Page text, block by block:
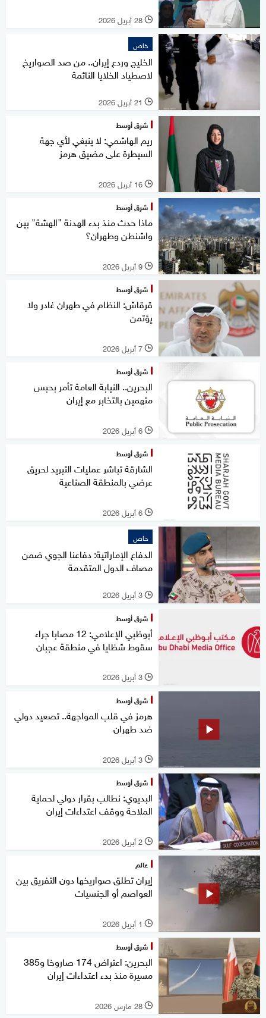
l 28 أبريل 2026
خاص
الخليج وردع إيران.. من صد الصواريخ
لاصطياد الخلايا النائمة
l 21 أبريل 2026
شرق أوسط
ريم الهاشمي: لا ينبغي لأي جهة
السيطرة على مضيق هرمز
l 16 أبريل 2026
شرق أوسط
ماذا حدث منذ بدء الهدنة "الهشة" بين
واشنطن وطهران؟
l 9 أبريل 2026
شرق أوسط
قرقاش: النظام في طهران غادر ولا
يؤتمن
l 7 أبريل 2026
شرق أوسط
البحرين.. النيابة العامة تأمر بحبس
متهمين بالتخابر مع إيران
l 6 أبريل 2026
شرق أوسط
الشارقة تباشر عمليات التبريد لحريق
عرضي بالمنطقة الصناعية
l 6 أبريل 2026
خاص
الدفاع الإماراتية: دفاعنا الجوي ضمن
مصاف الدول المتقدمة
l 3 أبريل 2026
شرق أوسط
أبوظبي الإعلامي: 12 مصابا جراء
سقوط شظايا في منطقة عجبان
l 3 أبريل 2026
شرق أوسط
هرمز في قلب المواجهة.. تصعيد دولي
ضد طهران
l 3 أبريل 2026
شرق أوسط
البديوي: نطالب بقرار دولي لحماية
الملاحة ووقف اعتداءات إيران
l 2 أبريل 2026
عالم
إيران تطلق صواريخها دون التفريق بين
العواصم أو الجنسيات
l 1 أبريل 2026
شرق أوسط
البحرين: اعتراض 174 صاروخا و385
مسيرة منذ بدء اعتداءات إيران
l 28 مارس 2026